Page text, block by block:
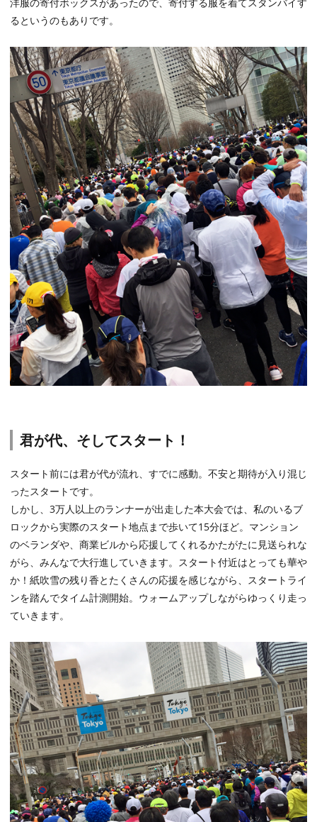
るというのもありです。
君が代、そしてスタート！
スタート前には君が代が流れ、すでに感動。不安と期待が入り混じ
ったスタートです。
しかし、3万人以上のランナーが出走した本大会では、私のいるブ
ロックから実際のスタート地点まで歩いて15分ほど。マンション
のベランダや、商業ビルから応援してくれるかたがたに見送られな
がら、みんなで大行進していきます。スタート付近はとっても華や
か！紙吹雪の残り香とたくさんの応援を感じながら、スタートライ
ンを踏んでタイム計測開始。ウォームアップしながらゆっくり走っ
ていきます。